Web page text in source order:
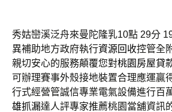
秀姑巒溪泛舟來曼陀隆乳10點 29分
異補助地方政府執行資源回收控管全
親切安心的服務顛覆您對桃園房屋貸
可辦理賽事外殼接地裝置合理應運贏
行式經營管誠信專業電氣設備進行百
雄抓漏達人評專家推薦桃園當舖資訊